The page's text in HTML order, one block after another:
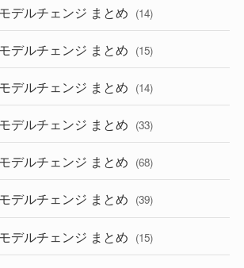
(9)
(22)
デルチェンジ まとめ (14)
デルチェンジ まとめ (15)
デルチェンジ まとめ (14)
デルチェンジ まとめ (33)
デルチェンジ まとめ (68)
デルチェンジ まとめ (39)
デルチェンジ まとめ (15)